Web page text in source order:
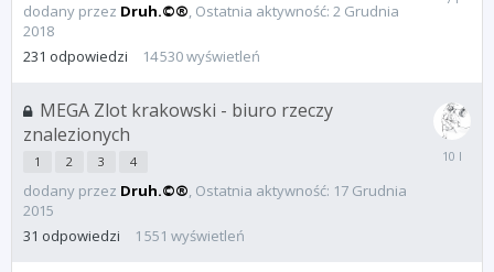
dodany przez Druh.©®, Ostatnia aktywność: 2 Grudnia
2018
231 odpowiedzi 14 530wyświetleń
MEGA Zlot krakowski - biuro rzeczy
znalezionych
1 2 3 4
dodany przez Druh.©®, Ostatnia aktywność: 17 Grudnia
2015
31 odpowiedzi 1 551 wyświetleń
17